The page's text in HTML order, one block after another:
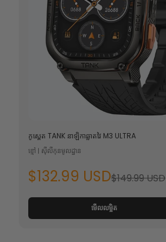
កូស្ពេត TANK នាឡិកាឆ្លាតវៃ M3 ULTRA
ខ្មៅ | ស៊ីលីកុនមូលដ្ឋាន
$132.99 USD$149.99 USD
មើលលម្អិត